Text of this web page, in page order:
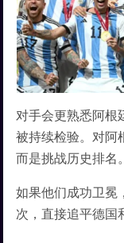
对手会更熟悉阿根
被持续检验。对阿
而是挑战历史排名。
如果他们成功卫冕
次，直接追平德国